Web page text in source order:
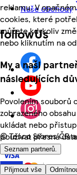
reklamu. V
cookies, které
můžete kdykoliv
nebo kliknutím na
My a naši
následujících
Povolením souborů
zobrazeného
ukládat nebo
používat přesná
Seznam partnerů.
Přijmout vše
Naše obchody
followUs
©Tesco Stores ČR